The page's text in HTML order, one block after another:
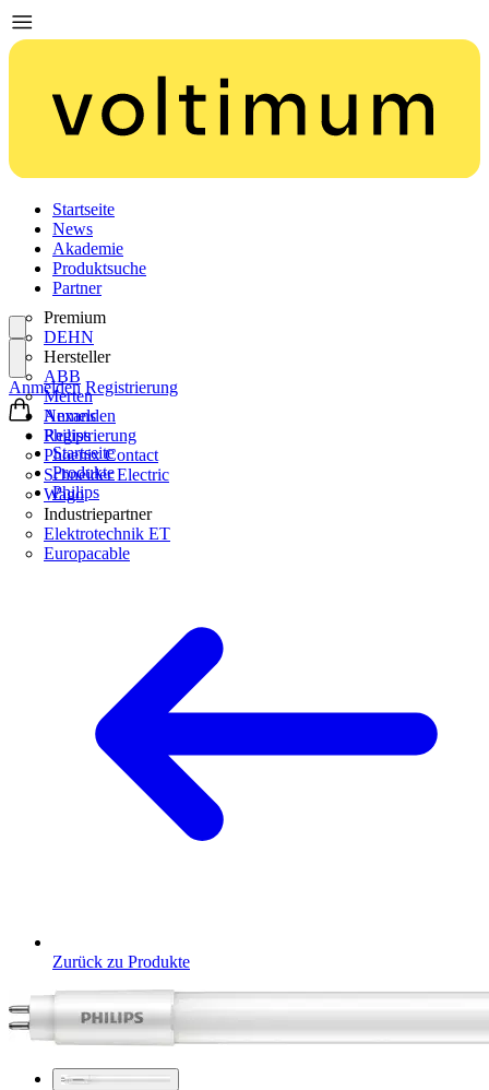
Startseite
News
Akademie
Produktsuche
Partner
Premium
DEHN
Hersteller
ABB
Merten
Nexans
Philips
Phoenix Contact
Schneider Electric
Wago
Industriepartner
Elektrotechnik ET
Europacable
Anmelden
Registrierung
Anmelden Registrierung
Startseite
Produkte
Philips
Zurück zu Produkte